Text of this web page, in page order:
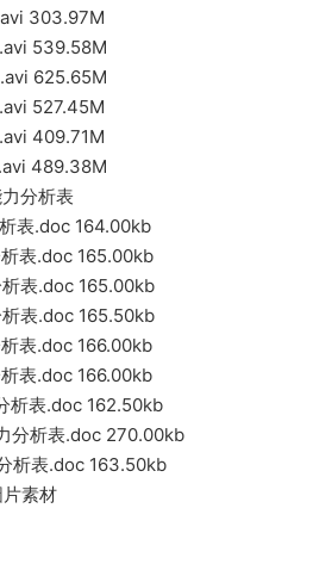
【D1835】LOVE English全套資源
課件 白闆軟件 百度網盤-8.74GB/
會簡報
會簡報.ppt 2.06M
本